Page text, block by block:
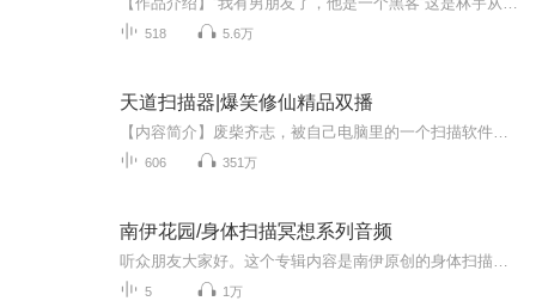
518 5.6万
天道扫描器|爆笑修仙精品双播
606 351万
南伊花园/身体扫描冥想系列音频
5 1万